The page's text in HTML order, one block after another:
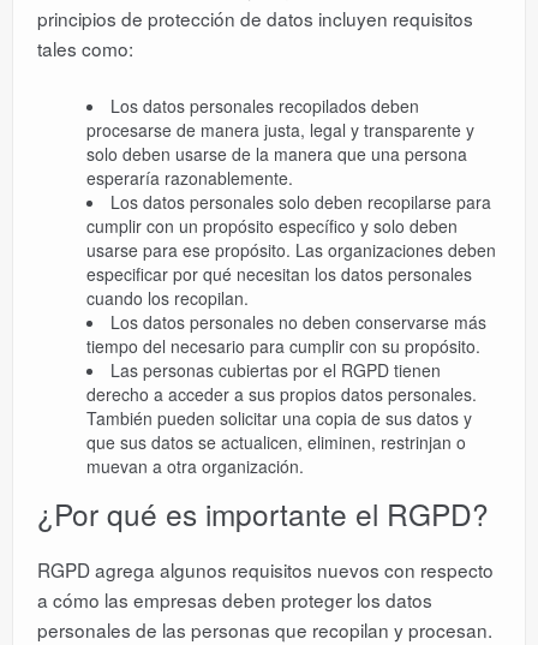
principios de protección de datos incluyen requisitos
tales como:
Los datos personales recopilados deben
procesarse de manera justa, legal y transparente y
solo deben usarse de la manera que una persona
esperaría razonablemente.
Los datos personales solo deben recopilarse para
cumplir con un propósito específico y solo deben
usarse para ese propósito. Las organizaciones deben
especificar por qué necesitan los datos personales
cuando los recopilan.
Los datos personales no deben conservarse más
tiempo del necesario para cumplir con su propósito.
Las personas cubiertas por el RGPD tienen
derecho a acceder a sus propios datos personales.
También pueden solicitar una copia de sus datos y
que sus datos se actualicen, eliminen, restrinjan o
muevan a otra organización.
¿Por qué es importante el RGPD?
RGPD agrega algunos requisitos nuevos con respecto
a cómo las empresas deben proteger los datos
personales de las personas que recopilan y procesan.